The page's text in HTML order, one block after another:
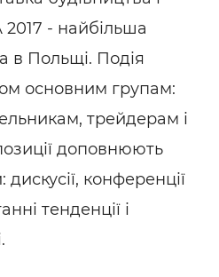
2017 - найбільша
в Польщі. Подія
основним групам:
трейдерам і
доповнюють
дискусії, конференції
тенденції і